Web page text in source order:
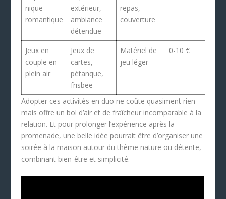
nique
romantique
extérieur,
ambiance
détendue
repas,
couverture
Jeux en
couple en
plein air
Jeux de
cartes,
pétanque,
frisbee
Matériel de
jeu léger
0-10 €
Adopter ces activités en duo ne coûte quasiment rien
mais offre un bol d’air et de fraîcheur incomparable à la
relation. Et pour prolonger l’expérience après la
promenade, une belle idée pourrait être d’organiser une
soirée à la maison autour du thème nature ou détente,
combinant bien-être et simplicité.